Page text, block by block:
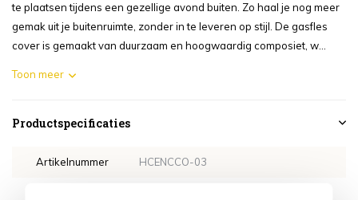
te plaatsen tijdens een gezellige avond buiten. Zo haal je nog meer
gemak uit je buitenruimte, zonder in te leveren op stijl. De gasfles
cover is gemaakt van duurzaam en hoogwaardig composiet, w...
Toon meer
Productspecificaties
Artikelnummer HCENCCO-03